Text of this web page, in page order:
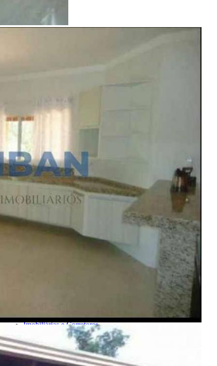
Ver Detalhes
Imóveis que Aceitam Financiamento
Imobiliárias e Corretores
Entre em Contato
Sobre o Portal